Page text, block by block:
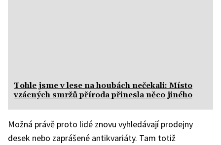
Tohle jsme v lese na houbách nečekali: Místo
vzácných smržů příroda přinesla něco jiného
Možná právě proto lidé znovu vyhledávají prodejny
desek nebo zaprášené antikvariáty. Tam totiž